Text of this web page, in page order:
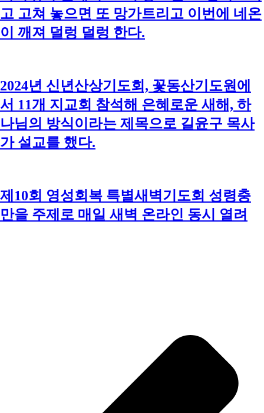
고 고쳐 놓으면 또 망가트리고 이번에 네온
이 깨져 덜렁 덜렁 한다.
2024년 신년산상기도회, 꽃동산기도원에
서 11개 지교회 참석해 은혜로운 새해, 하
나님의 방식이라는 제목으로 길윤구 목사
가 설교를 했다.
제10회 영성회복 특별새벽기도회 성령충
만을 주제로 매일 새벽 온라인 동시 열려